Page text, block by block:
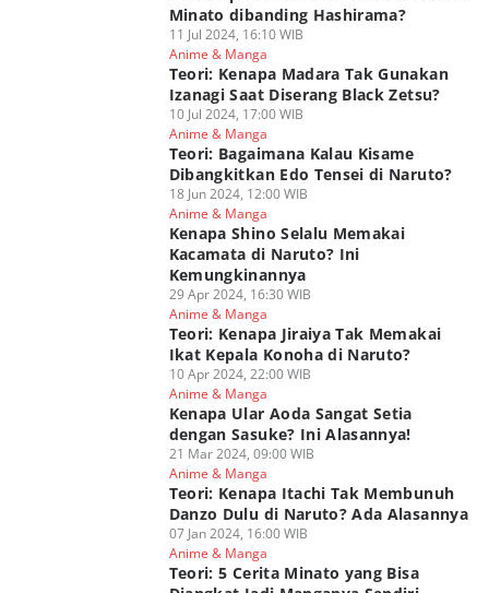
Minato dibanding Hashirama?
11 Jul 2024, 16:10 WIB
Anime & Manga
Teori: Kenapa Madara Tak Gunakan
Izanagi Saat Diserang Black Zetsu?
10 Jul 2024, 17:00 WIB
Anime & Manga
Teori: Bagaimana Kalau Kisame
Dibangkitkan Edo Tensei di Naruto?
18 Jun 2024, 12:00 WIB
Anime & Manga
Kenapa Shino Selalu Memakai
Kacamata di Naruto? Ini
Kemungkinannya
29 Apr 2024, 16:30 WIB
Anime & Manga
Teori: Kenapa Jiraiya Tak Memakai
Ikat Kepala Konoha di Naruto?
10 Apr 2024, 22:00 WIB
Anime & Manga
Kenapa Ular Aoda Sangat Setia
dengan Sasuke? Ini Alasannya!
21 Mar 2024, 09:00 WIB
Anime & Manga
Teori: Kenapa Itachi Tak Membunuh
Danzo Dulu di Naruto? Ada Alasannya
07 Jan 2024, 16:00 WIB
Anime & Manga
Teori: 5 Cerita Minato yang Bisa